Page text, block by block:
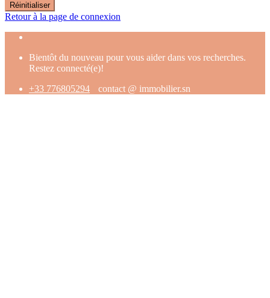
Réinitialiser
Retour à la page de connexion
Bientôt du nouveau pour vous aider dans vos recherches.
Restez connecté(e)!
+33 776805294
contact @ immobilier.sn